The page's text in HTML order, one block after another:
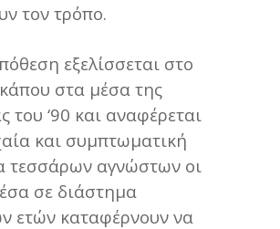
τον τρόπο.
εξελίσσεται στο
στα μέσα της
του ‘90 και αναφέρεται
και συμπτωματική
τεσσάρων αγνώστων οι
σε διάστημα
ετών καταφέρνουν να